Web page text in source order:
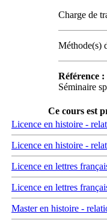
Charge de
Méthode(s)
Référence :
Séminaire
Ce cours est
Licence en histoire -
Licence en histoire -
Licence en lettres
Licence en lettres
Master en histoire -